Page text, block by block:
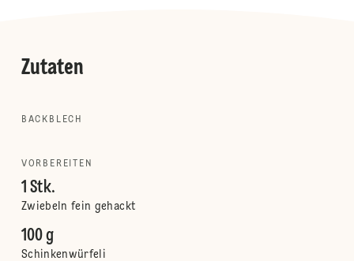
Zutaten
BACKBLECH
VORBEREITEN
1 Stk.
Zwiebeln fein gehackt
100 g
Schinkenwürfeli